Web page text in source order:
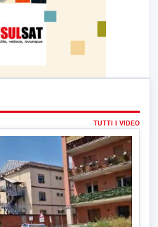
TUTTI I VIDEO